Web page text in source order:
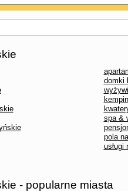
domki
spa &
pola
usługi
- popularne miasta